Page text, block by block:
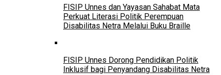
FISIP Unnes dan Yayasan Sahabat Mata
Perkuat Literasi Politik Perempuan
Disabilitas Netra Melalui Buku Braille
FISIP Unnes Dorong Pendidikan Politik
Inklusif bagi Penyandang Disabilitas Netra